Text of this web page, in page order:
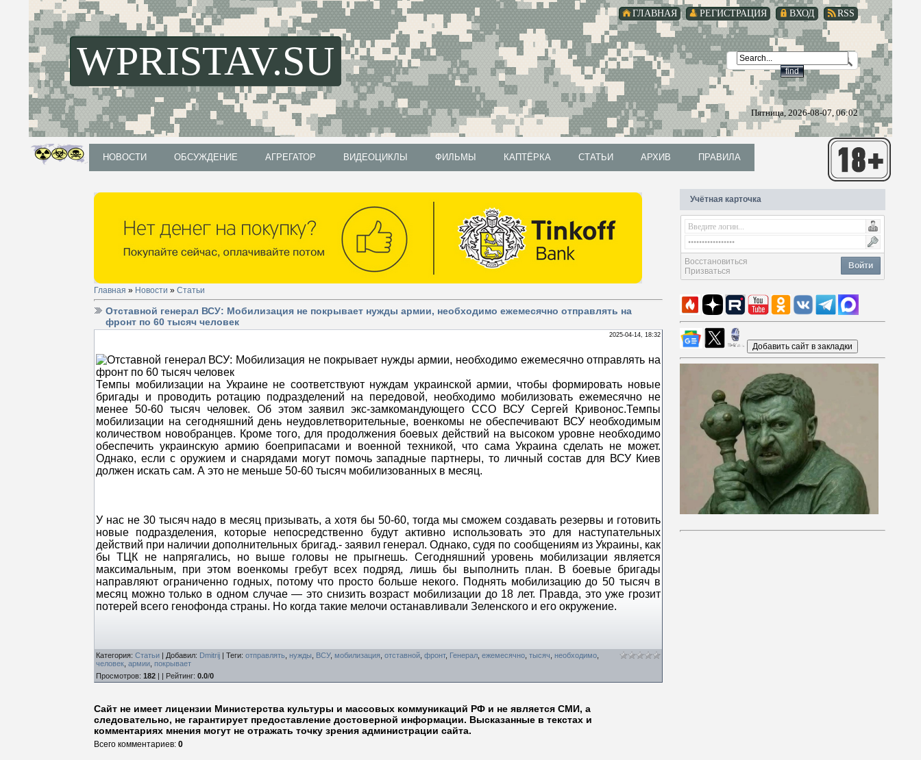
RSS
ВХОД
РЕГИСТРАЦИЯ
ГЛАВНАЯ
WPRISTAV.SU
Пятница, 2026-08-07, 06:02
НОВОСТИ ОБСУЖДЕНИЕ АГРЕГАТОР ВИДЕОЦИКЛЫ ФИЛЬМЫ КАПТЁРКА СТАТЬИ АРХИВ ПРАВИЛА
Главная » Новости » Статьи
Отставной генерал ВСУ: Мобилизация не покрывает нужды армии, необходимо ежемесячно отправлять на
фронт по 60 тысяч человек
2025-04-14, 18:32
Темпы мобилизации на Украине не соответствуют нуждам украинской армии, чтобы формировать новые
бригады и проводить ротацию подразделений на передовой, необходимо мобилизовать ежемесячно не
менее 50-60 тысяч человек. Об этом заявил экс-замкомандующего ССО ВСУ Сергей Кривонос.Темпы
мобилизации на сегодняшний день неудовлетворительные, военкомы не обеспечивают ВСУ необходимым
количеством новобранцев. Кроме того, для продолжения боевых действий на высоком уровне необходимо
обеспечить украинскую армию боеприпасами и военной техникой, что сама Украина сделать не может.
Однако, если с оружием и снарядами могут помочь западные партнеры, то личный состав для ВСУ Киев
должен искать сам. А это не меньше 50-60 тысяч мобилизованных в месяц.
У нас не 30 тысяч надо в месяц призывать, а хотя бы 50-60, тогда мы сможем создавать резервы и готовить
новые подразделения, которые непосредственно будут активно использовать это для наступательных
действий при наличии дополнительных бригад.- заявил генерал. Однако, судя по сообщениям из Украины, как
бы ТЦК не напрягались, но выше головы не прыгнешь. Сегодняшний уровень мобилизации является
максимальным, при этом военкомы гребут всех подряд, лишь бы выполнить план. В боевые бригады
направляют ограниченно годных, потому что просто больше некого. Поднять мобилизацию до 50 тысяч в
месяц можно только в одном случае — это снизить возраст мобилизации до 18 лет. Правда, это уже грозит
потерей всего генофонда страны. Но когда такие мелочи останавливали Зеленского и его окружение.
Категория: Статьи | Добавил: Dmitrij | Теги: отправлять нужды ВСУ, мобилизация отставной фронт, Генерал ежемесячно тысяч необходимо
человек армии покрывает
Просмотров: 182 | | Рейтинг: 0.0/0
Сайт не имеет лицензии Министерства культуры и массовых коммуникаций РФ и не является СМИ, а
следовательно, не гарантирует предоставление достоверной информации. Высказанные в текстах и
комментариях мнения могут не отражать точку зрения администрации сайта.
Всего комментариев: 0
Учётная карточка
Войти
Восстановиться
Призваться